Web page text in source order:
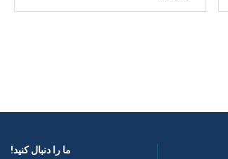
ما را دنبال کنید! ​